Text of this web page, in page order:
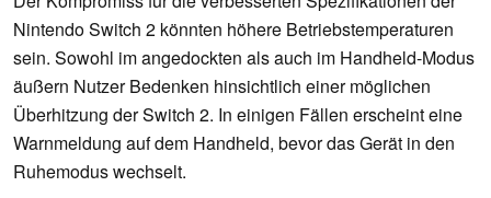
Nintendo Switch 2 könnten höhere Betriebstemperaturen
sein. Sowohl im angedockten als auch im Handheld-Modus
äußern Nutzer Bedenken hinsichtlich einer möglichen
Überhitzung der Switch 2. In einigen Fällen erscheint eine
Warnmeldung auf dem Handheld, bevor das Gerät in den
Ruhemodus wechselt.